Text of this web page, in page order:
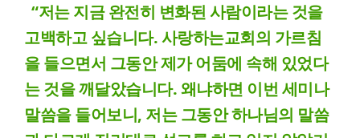
“저는 지금 완전히 변화된 사람이라는 것을
고백하고 싶습니다. 사랑하는교회의 가르침
을 들으면서 그동안 제가 어둠에 속해 있었다
는 것을 깨달았습니다. 왜냐하면 이번 세미나
말씀을 들어보니, 저는 그동안 하나님의 말씀